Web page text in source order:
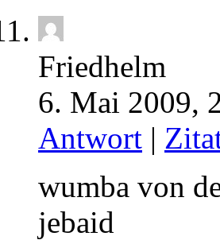
Friedhelm
6. Mai 2009,
Antwort |
wumba von
jebaid